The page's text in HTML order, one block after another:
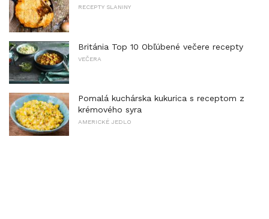
RECEPTY SLANINY
Británia Top 10 Obľúbené večere recepty
VEČERA
Pomalá kuchárska kukurica s receptom z
krémového syra
AMERICKÉ JEDLO